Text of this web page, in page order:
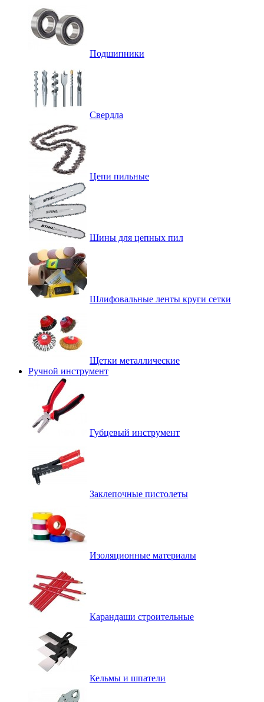
Подшипники
Свердла
Цепи пильные
Шины для цепных пил
Шлифовальные ленты круги сетки
Щетки металлические
Ручной инструмент
Губцевый инструмент
Заклепочные пистолеты
Изоляционные материалы
Карандаши строительные
Кельмы и шпатели